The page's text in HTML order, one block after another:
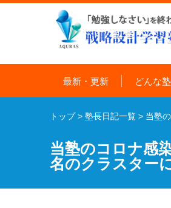
最新・更新 どんな塾
トップ> 塾長日記一覧 > 当塾
当塾のコロナ感
名のクラスター